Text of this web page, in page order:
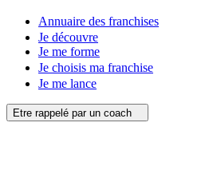
Annuaire des franchises
Je découvre
Je me forme
Je choisis ma franchise
Je me lance
Etre rappelé par un coach